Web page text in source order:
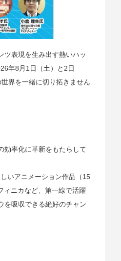
ツ表現を生み出す熱いハッ
年8月1日（土）と2日
界を一緒に切り拓きません
効率化に革新をもたらして
いアニメーション作品（15
ィニカなど、第一線で活躍
を吸収できる絶好のチャン